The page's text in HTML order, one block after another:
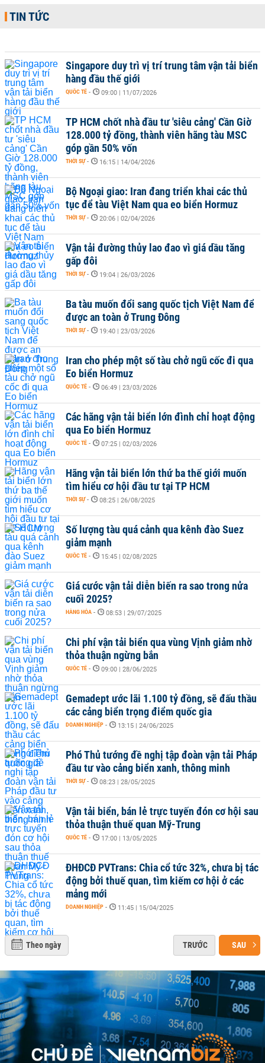
TIN TỨC
Singapore duy trì vị trí trung tâm vận tải biển
hàng đầu thế giới
QUỐC TẾ - 09:00 | 11/07/2026
TP HCM chốt nhà đầu tư 'siêu cảng' Cần Giờ
128.000 tỷ đồng, thành viên hãng tàu MSC
góp gần 50% vốn
THỜI SỰ - 16:15 | 14/04/2026
Bộ Ngoại giao: Iran đang triển khai các thủ
tục để tàu Việt Nam qua eo biển Hormuz
THỜI SỰ - 20:06 | 02/04/2026
Vận tải đường thủy lao đao vì giá dầu tăng
gấp đôi
THỜI SỰ - 19:04 | 26/03/2026
Ba tàu muốn đổi sang quốc tịch Việt Nam để
được an toàn ở Trung Đông
THỜI SỰ - 19:40 | 23/03/2026
Iran cho phép một số tàu chở ngũ cốc đi qua
Eo biển Hormuz
QUỐC TẾ - 06:49 | 23/03/2026
Các hãng vận tải biển lớn đình chỉ hoạt động
qua Eo biển Hormuz
QUỐC TẾ - 07:25 | 02/03/2026
Hãng vận tải biển lớn thứ ba thế giới muốn
tìm hiểu cơ hội đầu tư tại TP HCM
THỜI SỰ - 08:25 | 26/08/2025
Số lượng tàu quá cảnh qua kênh đào Suez
giảm mạnh
QUỐC TẾ - 15:45 | 02/08/2025
Giá cước vận tải diễn biến ra sao trong nửa
cuối 2025?
HÀNG HÓA - 08:53 | 29/07/2025
Chi phí vận tải biển qua vùng Vịnh giảm nhờ
thỏa thuận ngừng bắn
QUỐC TẾ - 09:00 | 28/06/2025
Gemadept ước lãi 1.100 tỷ đồng, sẽ đấu thầu
các cảng biển trọng điểm quốc gia
DOANH NGHIỆP - 13:15 | 24/06/2025
Phó Thủ tướng đề nghị tập đoàn vận tải Pháp
đầu tư vào cảng biển xanh, thông minh
THỜI SỰ - 08:23 | 28/05/2025
Vận tải biển, bán lẻ trực tuyến đón cơ hội sau
thỏa thuận thuế quan Mỹ-Trung
QUỐC TẾ - 17:00 | 13/05/2025
ĐHĐCĐ PVTrans: Chia cổ tức 32%, chưa bị tác
động bởi thuế quan, tìm kiếm cơ hội ở các
mảng mới
DOANH NGHIỆP - 11:45 | 15/04/2025
Theo ngày TRƯỚC SAU